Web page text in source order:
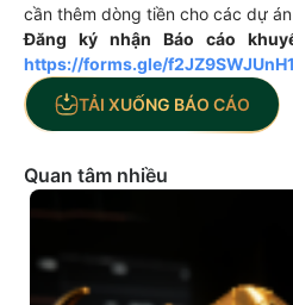
cần thêm dòng tiền cho các dự
Đăng ký nhận Báo cáo
https://forms.gle/
TẢI XUỐNG BÁO CÁO
Quan tâm nhiều